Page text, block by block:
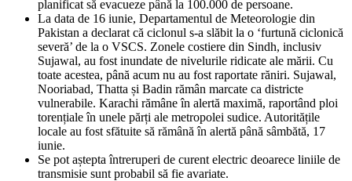
planificat să evacueze până la 100.000 de persoane.
La data de 16 iunie, Departamentul de Meteorologie din
Pakistan a declarat că ciclonul s-a slăbit la o ‘furtună ciclonică
severă’ de la o VSCS. Zonele costiere din Sindh, inclusiv
Sujawal, au fost inundate de nivelurile ridicate ale mării. Cu
toate acestea, până acum nu au fost raportate răniri. Sujawal,
Nooriabad, Thatta și Badin rămân marcate ca districte
vulnerabile. Karachi rămâne în alertă maximă, raportând ploi
torențiale în unele părți ale metropolei sudice. Autoritățile
locale au fost sfătuite să rămână în alertă până sâmbătă, 17
iunie.
Se pot aștepta întreruperi de curent electric deoarece liniile de
transmisie sunt probabil să fie avariate.